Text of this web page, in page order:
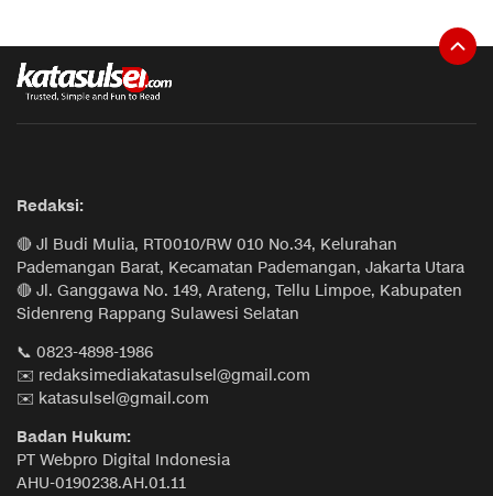
Redaksi:
🔴 Jl Budi Mulia, RT0010/RW 010 No.34, Kelurahan
Pademangan Barat, Kecamatan Pademangan, Jakarta Utara
🔴 Jl. Ganggawa No. 149, Arateng, Tellu Limpoe, Kabupaten
Sidenreng Rappang Sulawesi Selatan
📞 0823-4898-1986
✉️ redaksimediakatasulsel@gmail.com
✉️ katasulsel@gmail.com
Badan Hukum:
PT Webpro Digital Indonesia
AHU-0190238.AH.01.11